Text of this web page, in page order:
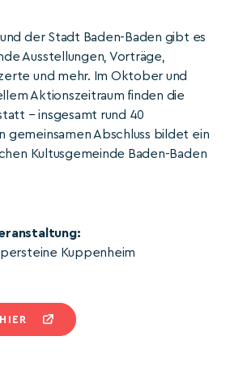
der Stadt Baden-Baden gibt es
Ausstellungen, Vorträge,
und mehr. Im Oktober und
Aktionszeitraum finden die
– insgesamt rund 40
gemeinsamen Abschluss bildet ein
Kultusgemeinde Baden-Baden
Kuppenheim